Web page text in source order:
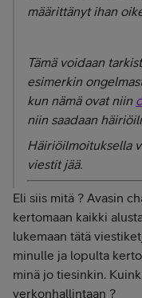
määrittänyt ihan
Tämä voidaan
esimerkin
kun nämä ovat niin
niin saadaan
Häiriöilmoituksella
viestit jää.
Eli siis mitä ? Avasin
kertomaan kaikki
lukemaan tätä
minulle ja lopulta
minä jo tiesinkin.
verkonhallintaan ?